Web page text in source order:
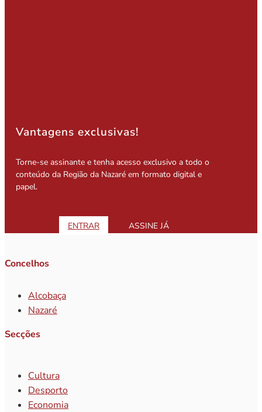
Vantagens exclusivas!
Torne-se assinante e tenha acesso exclusivo a todo o
conteúdo da Região da Nazaré em formato digital e
papel.
ENTRAR ASSINE JÁ
Concelhos
Alcobaça
Nazaré
Secções
Cultura
Desporto
Economia